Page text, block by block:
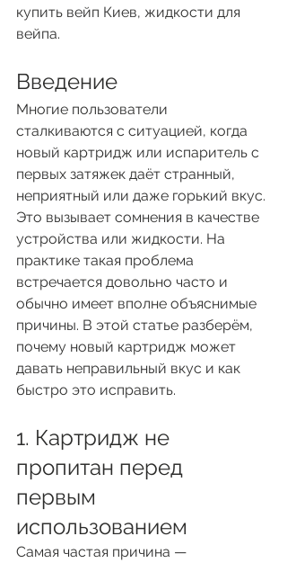
купить вейп Киев, жидкости для
вейпа.
Введение
Многие пользователи
сталкиваются с ситуацией, когда
новый картридж или испаритель с
первых затяжек даёт странный,
неприятный или даже горький вкус.
Это вызывает сомнения в качестве
устройства или жидкости. На
практике такая проблема
встречается довольно часто и
обычно имеет вполне объяснимые
причины. В этой статье разберём,
почему новый картридж может
давать неправильный вкус и как
быстро это исправить.
1. Картридж не
пропитан перед
первым
использованием
Самая частая причина —